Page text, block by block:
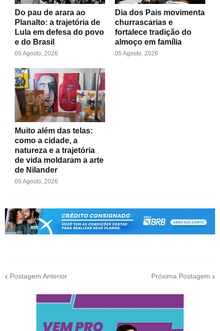
Do pau de arara ao
Planalto: a trajetória de
Lula em defesa do povo
e do Brasil
05 Agosto, 2026
Dia dos Pais movimenta
churrascarias e
fortalece tradição do
almoço em família
05 Agosto, 2026
Muito além das telas:
como a cidade, a
natureza e a trajetória
de vida moldaram a arte
de Nilander
05 Agosto, 2026
Postagem Anterior Próxima Postagem